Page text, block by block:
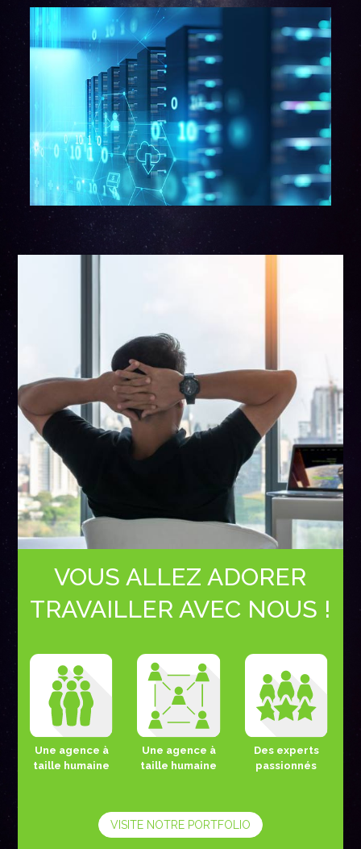
VOUS ALLEZ ADORER
TRAVAILLER AVEC NOUS !
Une agence à
taille humaine
Une agence à
taille humaine
Des experts
passionnés
VISITE NOTRE PORTFOLIO